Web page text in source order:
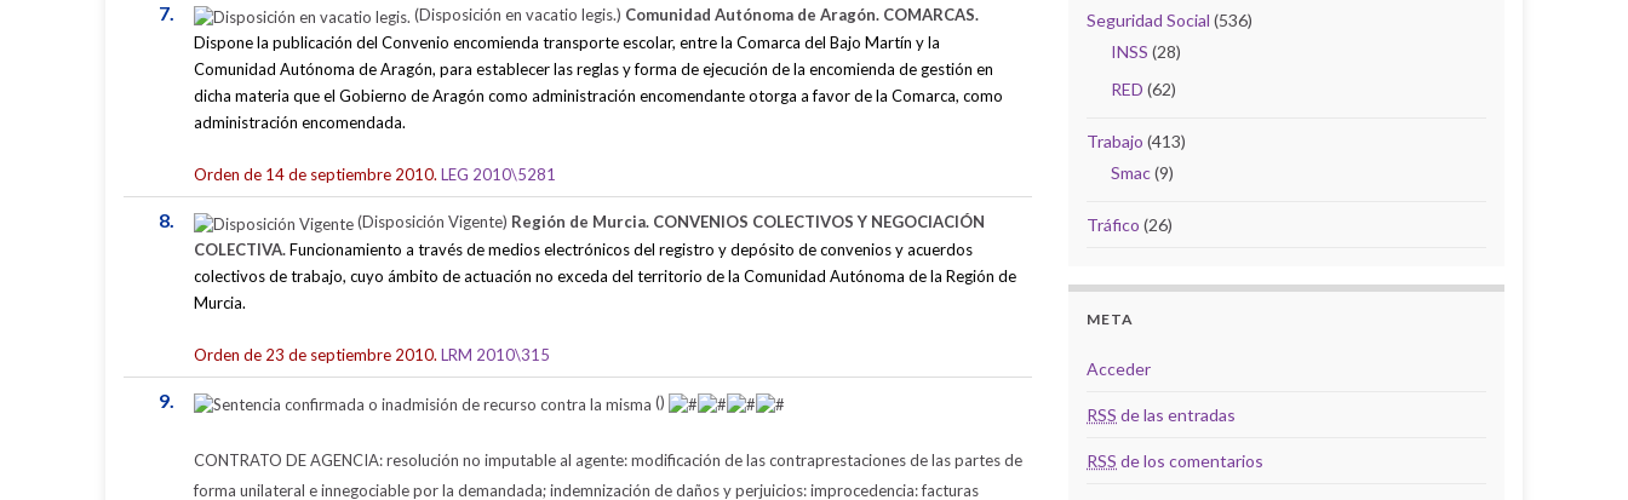
7. (Disposición en vacatio legis.) Comunidad Autónoma de Aragón. COMARCAS.
Dispone la publicación del Convenio encomienda transporte escolar, entre la Comarca del Bajo Martín y la
Comunidad Autónoma de Aragón, para establecer las reglas y forma de ejecución de la encomienda de gestión en
dicha materia que el Gobierno de Aragón como administración encomendante otorga a favor de la Comarca, como
administración encomendada.
Orden de 14 de septiembre 2010. LEG 2010\5281
8. (Disposición Vigente) Región de Murcia. CONVENIOS COLECTIVOS Y NEGOCIACIÓN
COLECTIVA.Funcionamiento a través de medios electrónicos del registro y depósito de convenios y acuerdos
colectivos de trabajo, cuyo ámbito de actuación no exceda del territorio de la Comunidad Autónoma de la Región de
Murcia.
Orden de 23 de septiembre 2010. LRM 2010\315
9. ()
CONTRATO DE AGENCIA:resolución no imputable al agente: modificación de las contraprestaciones de las partes de
forma unilateral e innegociable por la demandada; indemnización de daños y perjuicios: improcedencia: facturas
Seguridad Social (536)
INSS (28)
RED (62)
Trabajo (413)
Smac(9)
Tráfico (26)
META
Acceder
RSS de las entradas
RSS de los comentarios